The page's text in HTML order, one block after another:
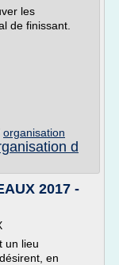
les
de finissant.
organisation
d
2017 -
un lieu
en